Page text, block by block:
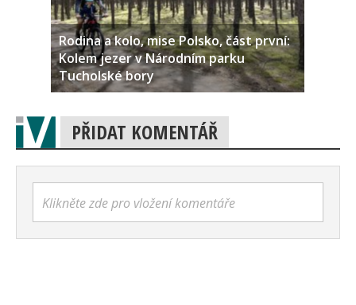
Rodina a kolo, mise Polsko, část první:
Kolem jezer v Národním parku
Tucholské bory
PŘIDAT KOMENTÁŘ
Klikněte zde pro vložení komentáře